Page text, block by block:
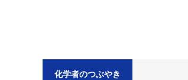
化学者のつぶやき